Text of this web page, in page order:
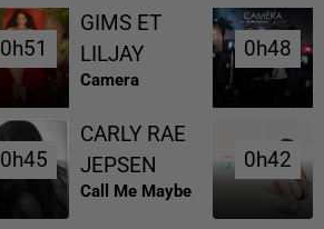
0h51
0h51
GIMS ET
LILJAY
Camera
0h48
0h48
0h45
0h45
CARLY RAE
JEPSEN
Call Me Maybe
0h42
0h42